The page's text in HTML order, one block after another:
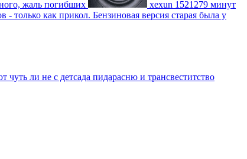
жаль погибших xexun 1521279 минут
только как прикол. Бензиновая версия старая была у
ли не с детсада пидарасню и трансвеститство